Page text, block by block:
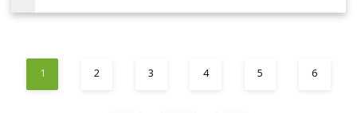
1 2 3 4 5 6